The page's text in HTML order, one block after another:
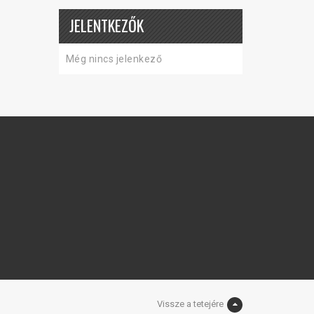
JELENTKEZŐK
Még nincs jelenkező
Vissze a tetejére